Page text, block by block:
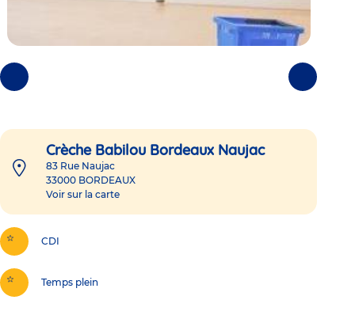
Photos
précédentes
Photos
suivantes
Crèche Babilou Bordeaux Naujac
83 Rue Naujac
33000 BORDEAUX
Voir sur la carte
CDI
Temps plein